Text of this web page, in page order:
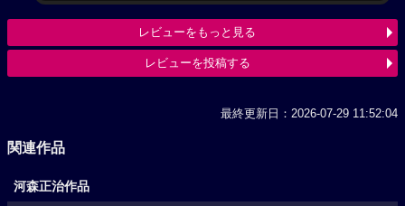
レビューをもっと見る
レビューを投稿する
最終更新日：2026-07-29 11:52:04
関連作品
河森正治作品